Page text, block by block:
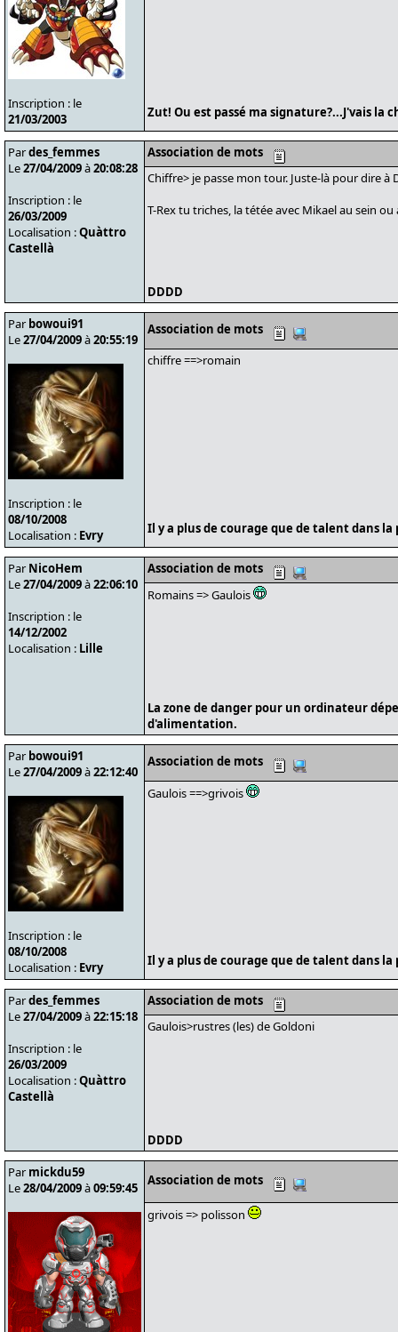
Inscription : le
21/03/2003
Zut! Ou est passé ma signature?...J'vais la
Pardes_femmes
Le27/04/2009à20:08:28
Inscription : le
26/03/2009
Localisation :Quàttro
Castellà
Association de mots
Chiffre> je passe mon tour. Juste-là pour dire à
T-Rex tu triches, la tétée avec Mikael au sein
DDDD
Par bowoui91
Le27/04/2009à20:55:19
Inscription : le
08/10/2008
Localisation : Evry
Association de mots
chiffre ==>romain
Il y a plus de courage que de talent dans
Par NicoHem
Le27/04/2009à22:06:10
Inscription : le
14/12/2002
Localisation : Lille
Association de mots
Romains => Gaulois
La zone de danger pour un ordinateur
d'alimentation.
Par bowoui91
Le27/04/2009à22:12:40
Inscription : le
08/10/2008
Localisation : Evry
Association de mots
Gaulois ==>grivois
Il y a plus de courage que de talent dans
Pardes_femmes
Le27/04/2009à22:15:18
Inscription : le
26/03/2009
Localisation :Quàttro
Castellà
Association de mots
Gaulois>rustres (les) de Goldoni
DDDD
Par mickdu59
Le28/04/2009à09:59:45 Association de mots
grivois => polisson